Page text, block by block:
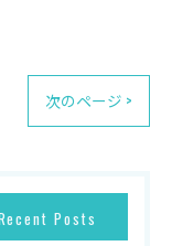
次のページ >
Posts